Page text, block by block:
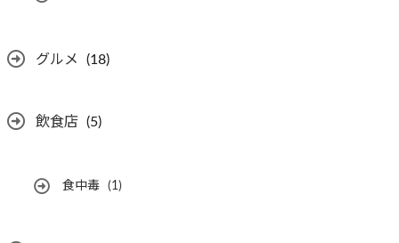
グルメ (18)
飲食店 (5)
食中毒 (1)